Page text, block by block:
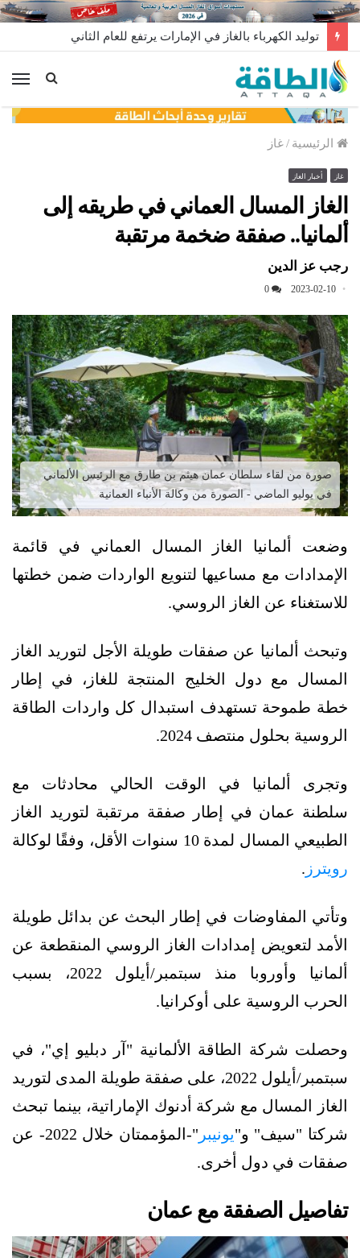
الرئيسية /غاز
غاز أخبار الغاز
الغاز المسال العماني في طريقه إلى
ألمانيا.. صفقة ضخمة مرتقبة
رجب عز الدين
2023-02-10
0
صورة من لقاء سلطان عمان هيثم بن طارق مع الرئيس الألماني
في يوليو الماضي - الصورة من وكالة الأنباء العمانية
وضعت ألمانيا الغاز المسال العماني في قائمة
الإمدادات مع مساعيها لتنويع الواردات ضمن خطتها
للاستغناء عن الغاز الروسي.
وتبحث ألمانيا عن صفقات طويلة الأجل لتوريد الغاز
المسال مع دول الخليج المنتجة للغاز، في إطار
خطة طموحة تستهدف استبدال كل واردات الطاقة
الروسية بحلول منتصف 2024.
وتجرى ألمانيا في الوقت الحالي محادثات مع
سلطنة عمان في إطار صفقة مرتقبة لتوريد الغاز
الطبيعي المسال لمدة 10 سنوات الأقل، وفقًا لوكالة
رويترز .
وتأتي المفاوضات في إطار البحث عن بدائل طويلة
الأمد لتعويض إمدادات الغاز الروسي المنقطعة عن
ألمانيا وأوروبا منذ سبتمبر/أيلول 2022، بسبب
الحرب الروسية على أوكرانيا.
وحصلت شركة الطاقة الألمانية "آر دبليو إي"، في
سبتمبر/أيلول 2022، على صفقة طويلة المدى لتوريد
الغاز المسال مع شركة أدنوك الإماراتية، بينما تبحث
شركتا "سيف" و"يونيبر
"-المؤممتان خلال 2022- عن
صفقات في دول أخرى.
تفاصيل الصفقة مع عمان